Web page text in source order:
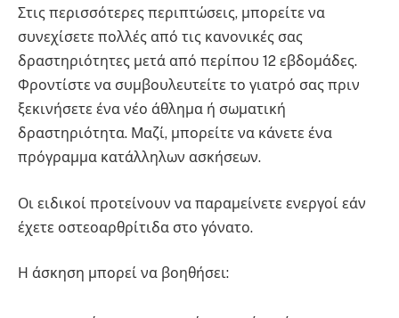
Στις περισσότερες περιπτώσεις, μπορείτε να
συνεχίσετε πολλές από τις κανονικές σας
δραστηριότητες μετά από περίπου 12 εβδομάδες.
Φροντίστε να συμβουλευτείτε το γιατρό σας πριν
ξεκινήσετε ένα νέο άθλημα ή σωματική
δραστηριότητα. Μαζί, μπορείτε να κάνετε ένα
πρόγραμμα κατάλληλων ασκήσεων.
Οι ειδικοί προτείνουν να παραμείνετε ενεργοί εάν
έχετε οστεοαρθρίτιδα στο γόνατο.
Η άσκηση μπορεί να βοηθήσει: